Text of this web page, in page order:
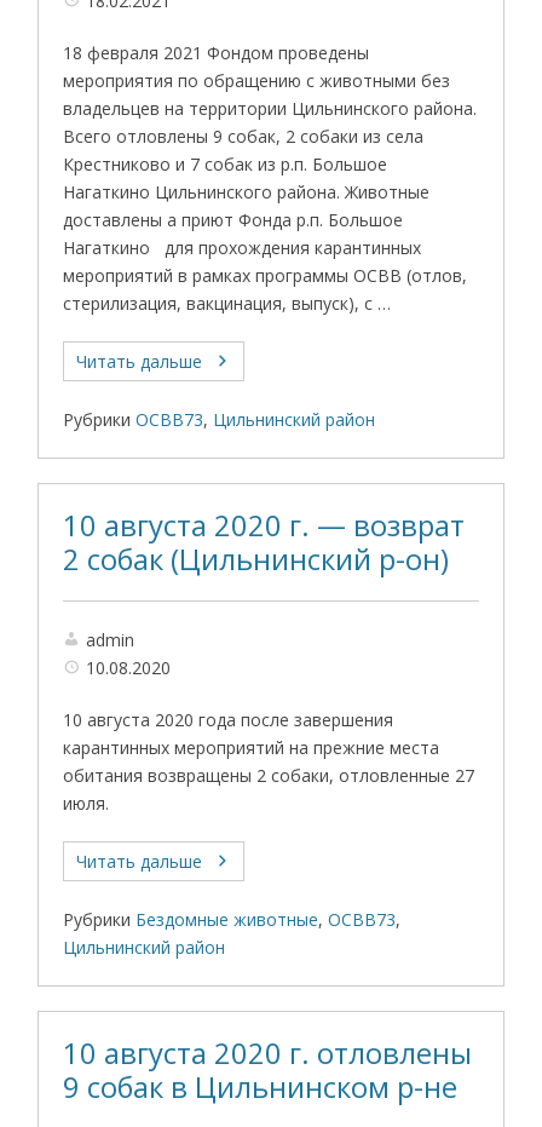
18 февраля 2021 Фондом проведены
мероприятия по обращению с животными без
владельцев на территории Цильнинского района.
Всего отловлены 9 собак, 2 собаки из села
Крестниково и 7 собак из р.п. Большое
Нагаткино Цильнинского района. Животные
доставлены а приют Фонда р.п. Большое
Нагаткино для прохождения карантинных
мероприятий в рамках программы ОСВВ (отлов,
стерилизация, вакцинация, выпуск), с …
Читать дальше
Рубрики ОСВВ73, Цильнинский район
10 августа 2020 г. — возврат
2 собак (Цильнинский р-он)
admin
10.08.2020
10 августа 2020 года после завершения
карантинных мероприятий на прежние места
обитания возвращены 2 собаки, отловленные 27
июля.
Читать дальше
Рубрики Бездомные животные,ОСВВ73,
Цильнинский район
10 августа 2020 г. отловлены
9 собак в Цильнинском р-не